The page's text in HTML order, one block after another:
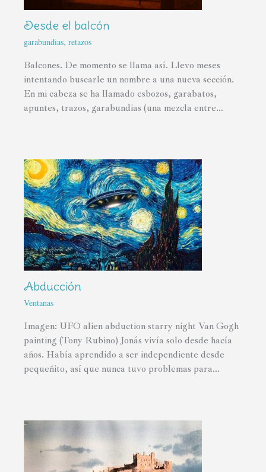
Desde el balcón
garabundias, retazos
Balcones. De momento se llama así. Llevo meses
intentando buscarle un nombre a una nueva sección.
En mi cabeza se ha llamado esbozos, garabatos,
apuntes, trazos, garabundias (una mezcla entre…
Abducción
Ventanas
Imagen: UFO alien abduction starry night Van Gogh
painting (Tony Rubino) Jonás vivía solo desde hacía
años. Había aprendido a ser independiente desde
pequeñito, así que nunca tuvo problemas para…